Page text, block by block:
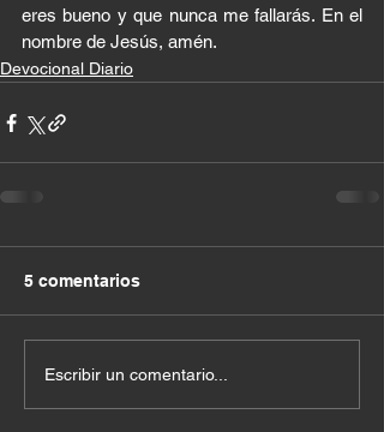
eres bueno y que nunca me fallarás. En el
nombre de Jesús, amén.
Devocional Diario
5 comentarios
Escribir un comentario...